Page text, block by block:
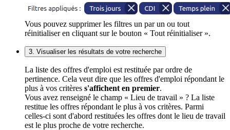
Vous pouvez supprimer les filtres un par un ou tout
réinitialiser en cliquant sur le bouton « Tout réinitialiser ».
3. Visualiser les résultats de votre recherche
La liste des offres d'emploi est restituée par ordre de
pertinence. Cela veut dire que les offres d'emploi répondant le
plus à vos critères s'affichent en premier.
Vous avez renseigné le champ « Lieu de travail » ? La liste
restitue les offres répondant le plus à vos critères. Parmi
celles-ci sont d'abord restituées les offres dont le lieu de travail
est le plus proche de votre recherche.